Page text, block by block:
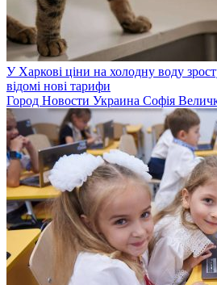
У Харкові ціни на холодну воду
відомі нові тарифи
Город Новости Украина Софія